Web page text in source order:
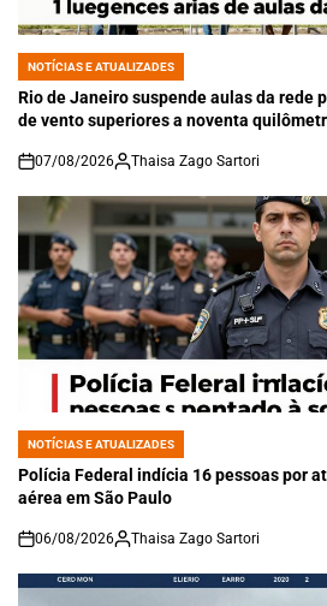
POSTED
IN
NOTÍCIAS E ATUALIZADES
Rio de Janeiro suspende aulas da rede
de vento superiores a noventa
on
07/08/2026 Thaisa Zago Sartori
POSTED
IN
NOTÍCIAS E ATUALIZADES
Polícia Federal indícia 16 pessoas por
aérea em São Paulo
on
06/08/2026 Thaisa Zago Sartori